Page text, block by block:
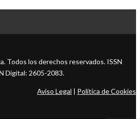
Todos los derechos reservados. ISSN
Digital: 2605-2083.
Aviso Legal Política de Cookies